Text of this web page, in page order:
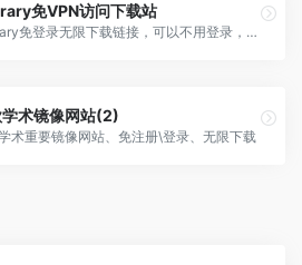
免VPN访问下载站
Zlibrary免登录无限下载链接，可以不用登录，直接切换账号不受限制下载zlibrary电子书
术镜像网站(2)
术重要镜像网站、免注册\登录、无限下载